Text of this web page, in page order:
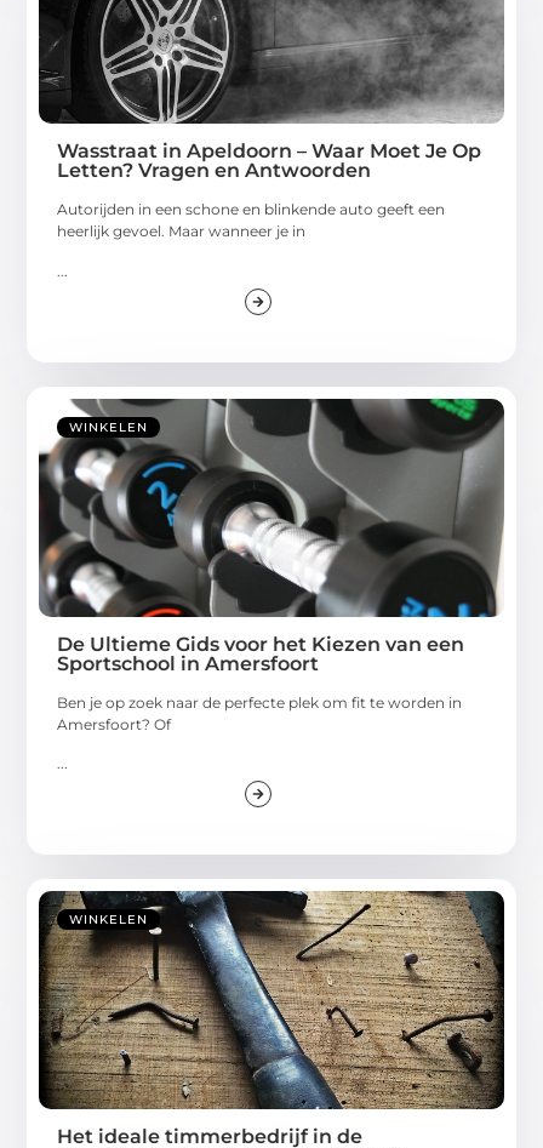
Wasstraat in Apeldoorn – Waar Moet Je Op
Letten? Vragen en Antwoorden
Autorijden in een schone en blinkende auto geeft een
heerlijk gevoel. Maar wanneer je in
WINKELEN
De Ultieme Gids voor het Kiezen van een
Sportschool in Amersfoort
Ben je op zoek naar de perfecte plek om fit te worden in
Amersfoort? Of
...
WINKELEN
Het ideale timmerbedrijf in de